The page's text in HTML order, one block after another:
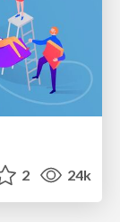
2 24k